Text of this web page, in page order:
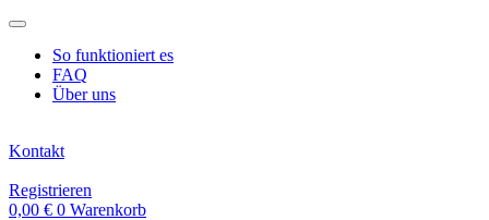
Zum
springenSo funktioniert es
FAQ
Über uns
Kontakt
Registrieren
0,00 € 0 Warenkorb